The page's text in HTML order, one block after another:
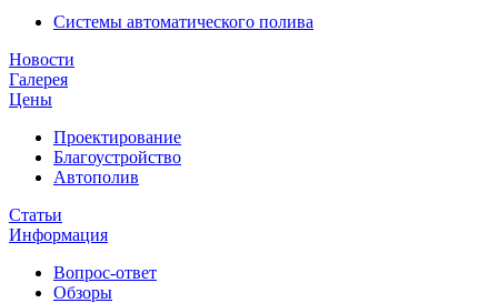
Системы автоматического полива
Новости
Галерея
Цены
Проектирование
Благоустройство
Автополив
Статьи
Информация
Вопрос-ответ
Обзоры